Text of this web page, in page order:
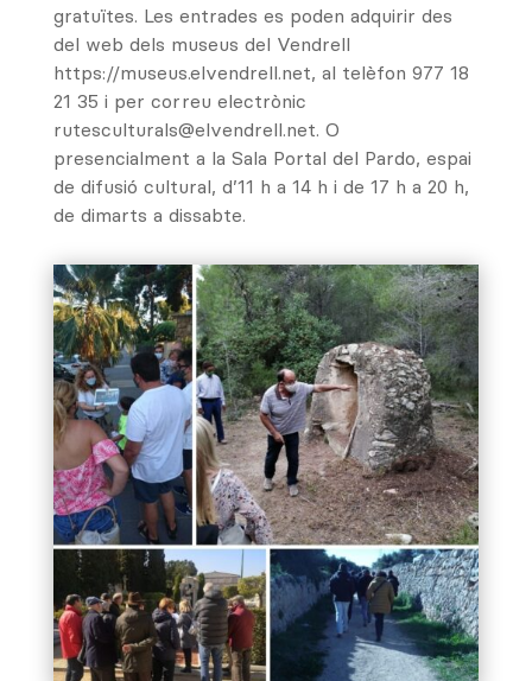
gratuïtes. Les entrades es poden adquirir des
del web dels museus del Vendrell
https://museus.elvendrell.net, al telèfon 977 18
21 35 i per correu electrònic
rutesculturals@elvendrell.net. O
presencialment a la Sala Portal del Pardo, espai
de difusió cultural, d’11 h a 14 h i de 17 h a 20 h,
de dimarts a dissabte.